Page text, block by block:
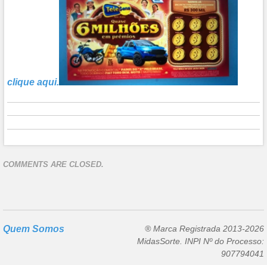
clique aqui.
COMMENTS ARE CLOSED.
Quem Somos
® Marca Registrada 2013-2026
MidasSorte. INPI Nº do Processo:
907794041